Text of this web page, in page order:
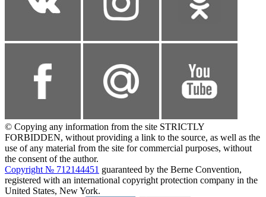
© Copying any information from the site STRICTLY
FORBIDDEN, without providing a link to the source, as well as the
use of any material from the site for commercial purposes, without
the consent of the author.
Copyright № 712144451 guaranteed by the Berne Convention,
registered with an international copyright protection company in the
United States, New York.